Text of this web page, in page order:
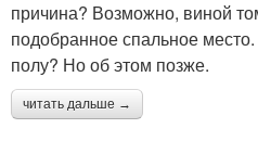
причина? Возможно, виной
подобранное спальное
полу? Но об этом позже.
читать дальше →